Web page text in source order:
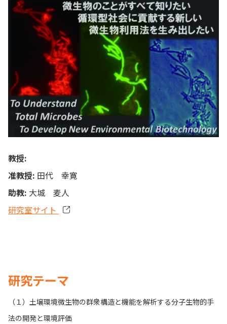
教授:
准教授: 田代 幸寛
助教: 大城 麦人
研究室サイト
研究テーマ
（１）土壌環境微生物の群衆構造と機能を解析する分子生物的手
法の開発と環境評価